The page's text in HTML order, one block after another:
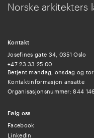
Norske arkitekters
Kontakt
Josefines gate 34, 0351 Oslo
+47 23 33 25 00
Betjent mandag, onsdag og
Kontaktinformasjon ansatte
Organisasjonsnummer: 844
Følg oss
Facebook
LinkedIn